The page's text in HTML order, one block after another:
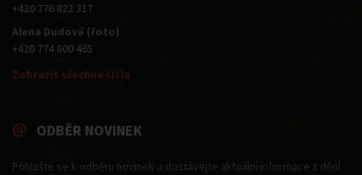
+420 776 823 317
Alena Dudová (foto)
+420 774 800 465
Zobrazit všechna čísla
ODBĚR NOVINEK
Přihlašte se k odběru novinek a dostávejte aktuální informace z dění